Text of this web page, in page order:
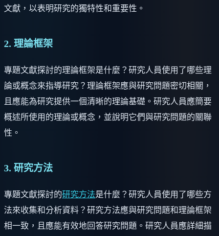
文獻，以表明研究的獨特性和重要性。
2. 理論框架
專題文獻探討的理論框架是什麼？研究人員使用了哪些理
論或概念來指導研究？理論框架應與研究問題密切相關，
且應能為研究提供一個清晰的理論基礎。研究人員應簡要
概述所使用的理論或概念，並說明它們與研究問題的關聯
性。
3. 研究方法
專題文獻探討的研究方法是什麼？研究人員使用了哪些方
法來收集和分析資料？研究方法應與研究問題和理論框架
相一致，且應能有效地回答研究問題。研究人員應詳細描